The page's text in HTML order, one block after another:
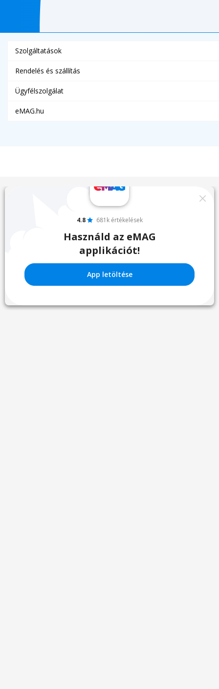
Szolgáltatások
Rendelés és szállítás
Ügyfélszolgálat
eMAG.hu
4.8 681k értékelések
Használd az eMAG
applikációt!
App letöltése